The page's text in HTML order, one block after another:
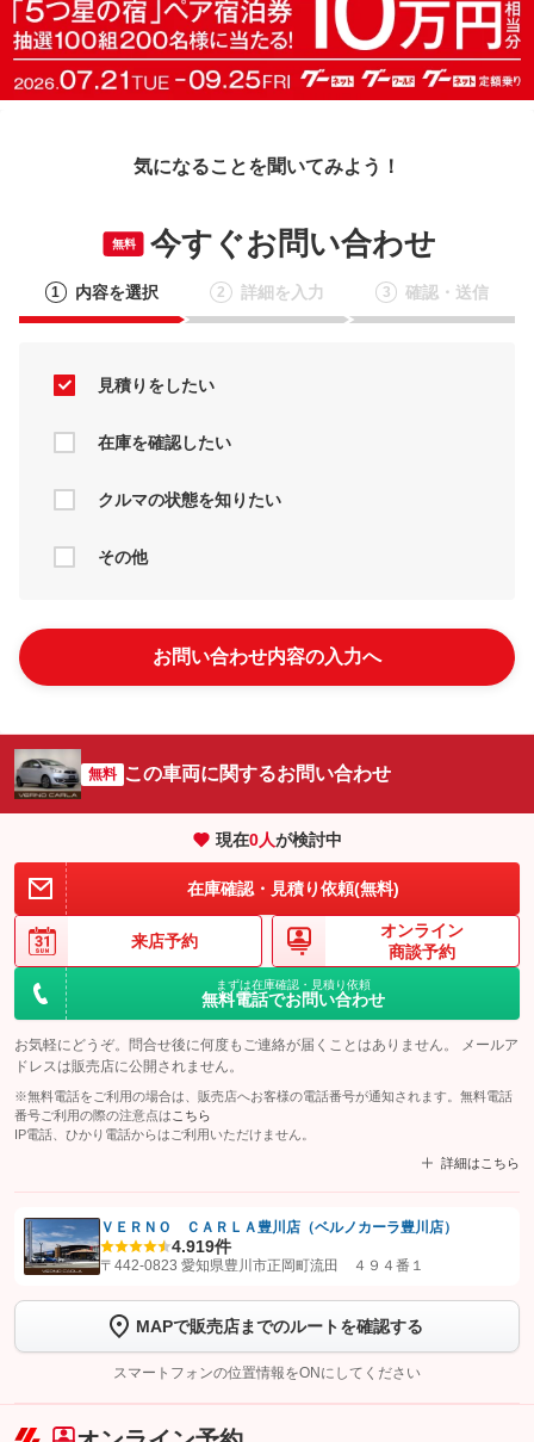
気になることを聞いてみよう！
無料 今すぐお問い合わせ
1 内容を選択 2 詳細を入力 3 確認・送信
見積りをしたい
在庫を確認したい
クルマの状態を知りたい
その他
お問い合わせ内容の入力へ
無料 この車両に関するお問い合わせ
現在0人が検討中
在庫確認・見積り依頼(無料)
来店予約
オンライン
商談予約
まずは在庫確認・見積り依頼
無料電話でお問い合わせ
お気軽にどうぞ。問合せ後に何度もご連絡が届くことはありません。 メールア
ドレスは販売店に公開されません。
※無料電話をご利用の場合は、販売店へお客様の電話番号が通知されます。無料電話
番号ご利用の際の注意点は こちら
IP電話、ひかり電話からはご利用いただけません。
詳細はこちら
【STEP1】認証画面でグーネットを友だち追加してから「許可する」ボタンを押
トーク画面で
ボタンをタップして問い合わせを
完了してください。
こちら
ＶＥＲＮＯ ＣＡＲＬＡ豊川店（ベルノカーラ豊川店）
4.919件
〒442-0823 愛知県豊川市正岡町流田 ４９４番１
MAPで販売店までのルートを確認する
スマートフォンの位置情報をONにしてください